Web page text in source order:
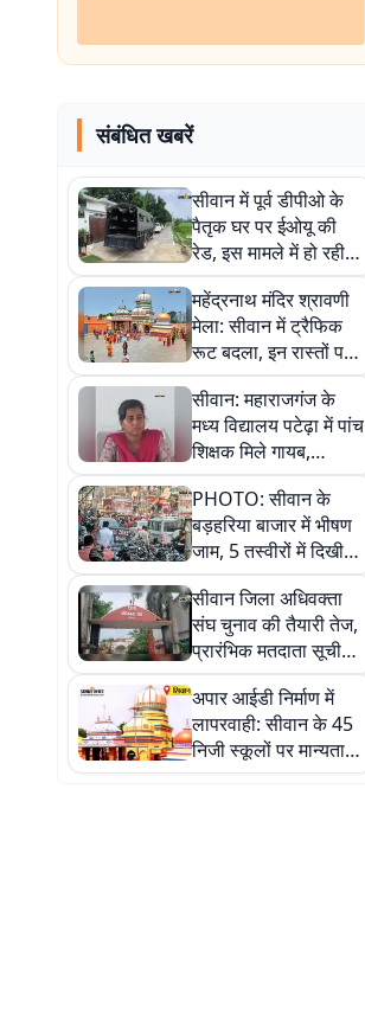
संबंधित खबरें
सीवान में पूर्व डीपीओ के
पैतृक घर पर ईओयू की
रेड, इस मामले में हो रही
कार्रवाई, जानिए पूरा
मामला
महेंद्रनाथ मंदिर श्रावणी
मेला: सीवान में ट्रैफिक
रूट बदला, इन रास्तों पर
बड़े वाहनों के प्रवेश पर
रोक
सीवान: महाराजगंज के
मध्य विद्यालय पटेढ़ा में पांच
शिक्षक मिले गायब,
एसडीओ ने रोका वेतन और
मांगा जवाब
PHOTO: सीवान के
बड़हरिया बाजार में भीषण
जाम, 5 तस्वीरों में दिखी
अव्यवस्था
सीवान जिला अधिवक्ता
संघ चुनाव की तैयारी तेज,
प्रारंभिक मतदाता सूची
जारी
अपार आईडी निर्माण में
लापरवाही: सीवान के 45
निजी स्कूलों पर मान्यता
खत्म होने का खतरा